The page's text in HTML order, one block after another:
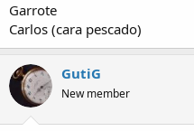
Garrote
Carlos (cara pescado)
GutiG
New member